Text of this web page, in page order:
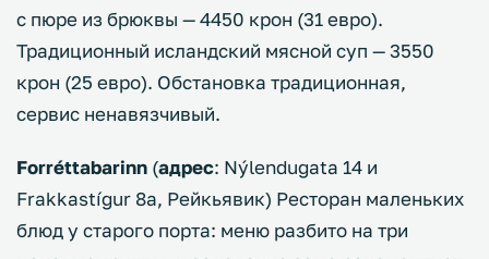
с пюре из брюквы — 4450 крон (31 евро).
Традиционный исландский мясной суп — 3550
крон (25 евро). Обстановка традиционная,
сервис ненавязчивый.
Forréttabarinn (адрес: Nýlendugata 14 и
Frakkastígur 8a, Рейкьявик) Ресторан маленьких
блюд у старого порта: меню разбито на три